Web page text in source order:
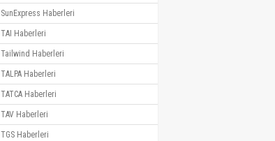
SunExpress Haberleri
TAI Haberleri
Tailwind Haberleri
TALPA Haberleri
TATCA Haberleri
TAV Haberleri
TGS Haberleri